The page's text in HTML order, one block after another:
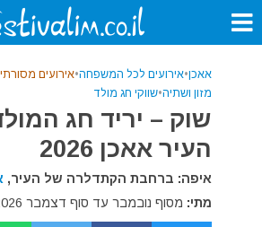
אאכן•אירועים לכל המשפחה•אירועים
מזון ושתיה•שווקי חג מולד
שוק – יריד חג
העיר אאכן 2026
איפה: ברחבת הקתדלרה של העיר,
מתי: מסוף נובמבר עד סוף דצמבר 2026